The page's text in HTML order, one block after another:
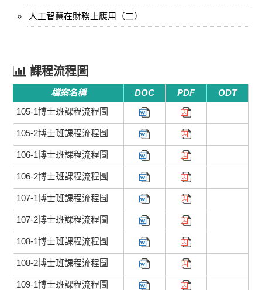
人工智慧在財務上應用（二）
課程流程圖
檔案名稱 DOC PDF
ODT
105-1博士班課程流程圖
105-2博士班課程流程圖
106-1博士班課程流程圖
106-2博士班課程流程圖
107-1博士班課程流程圖
107-2博士班課程流程圖
108-1博士班課程流程圖
108-2博士班課程流程圖
109-1博士班課程流程圖